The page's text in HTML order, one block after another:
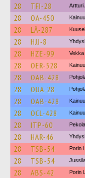
28 TFI-28 Artturi
28 OA-450
28 LÄ-287
28 HJJ-8
28 HZE-99
28 OER-528
28 OAB-428
28 OUA-28
28 OAB-428
28 OCL-428
28 ITP-60
28 HAR-46
28 TSB-54 Porin
28 TSB-54
28 ABS-42 Porin